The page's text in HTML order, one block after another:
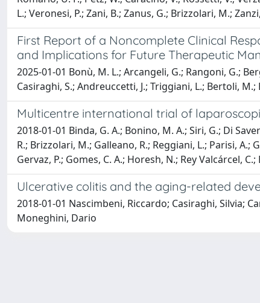
L.; Veronesi, P.; Zani, B.; Zanus, G.; Brizzolari, M.;
First Report of a Noncomplete Clinical
and Implications for Future Therapeutic
2025-01-01 Bonù, M. L.; Arcangeli, G.; Rangoni, G.;
Casiraghi, S.; Andreuccetti, J.; Triggiani, L.; Bertoli,
Multicentre international trial of
2018-01-01 Binda, G. A.; Bonino, M. A.; Siri, G.; Di
R.; Brizzolari, M.; Galleano, R.; Reggiani, L.; Parisi, A.;
Gervaz, P.; Gomes, C. A.; Horesh, N.; Rey Valcárcel,
Ulcerative colitis and the aging-related
2018-01-01 Nascimbeni, Riccardo; Casiraghi, Silvia;
Moneghini, Dario